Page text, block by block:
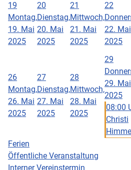
19
Montag,
19. Mai
2025
20
Dienstag,
20. Mai
2025
21
Mittwoch,
21. Mai
2025
22
22. Mai
2025
26
Montag,
26. Mai
2025
27
Dienstag,
27. Mai
2025
28
Mittwoch,
28. Mai
2025
29
29. Mai
2025
08:00
Christi
Ferien
Öffentliche Veranstaltung
Interner Vereinstermin